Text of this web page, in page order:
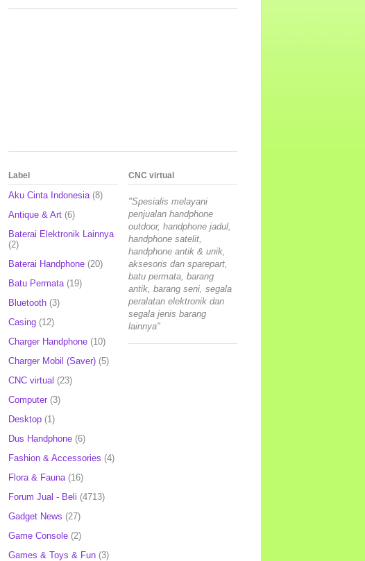
Label
Aku Cinta Indonesia (8)
Antique & Art (6)
Baterai Elektronik Lainnya
(2)
Baterai Handphone (20)
Batu Permata (19)
Bluetooth (3)
Casing (12)
Charger Handphone (10)
Charger Mobil (Saver) (5)
CNC virtual (23)
Computer (3)
Desktop (1)
Dus Handphone (6)
Fashion & Accessories (4)
Flora & Fauna (16)
Forum Jual - Beli (4713)
Gadget News (27)
Game Console (2)
Games & Toys & Fun (3)
CNC virtual
"Spesialis melayani
penjualan handphone
outdoor, handphone jadul,
handphone satelit,
handphone antik & unik,
aksesoris dan sparepart,
batu permata, barang
antik, barang seni, segala
peralatan elektronik dan
segala jenis barang
lainnya"